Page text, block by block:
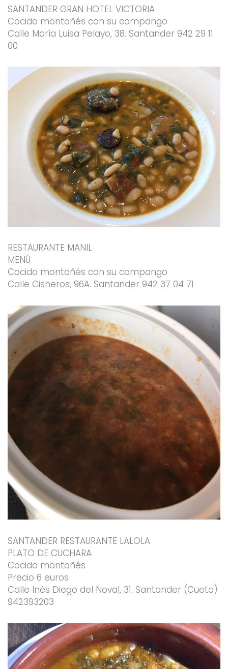
SANTANDER GRAN HOTEL VICTORIA
Cocido montañés con su compango
Calle María Luisa Pelayo, 38. Santander 942 29 11
00
RESTAURANTE MANIL
MENÚ
Cocido montañés con su compango
Calle Cisneros, 96A. Santander 942 37 04 71
SANTANDER RESTAURANTE LALOLA
PLATO DE CUCHARA
Cocido montañés
Precio 6 euros
Calle Inés Diego del Noval, 31. Santander (Cueto)
942393203